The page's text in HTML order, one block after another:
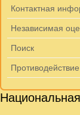
Контактная
Независимая
Поиск